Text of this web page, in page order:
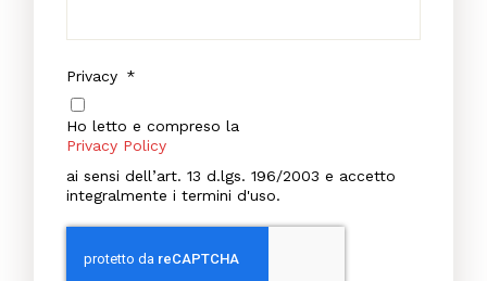
Privacy *
Ho letto e compreso la
Privacy Policy
ai sensi dell’art. 13 d.lgs. 196/2003 e accetto
integralmente i termini d'uso.